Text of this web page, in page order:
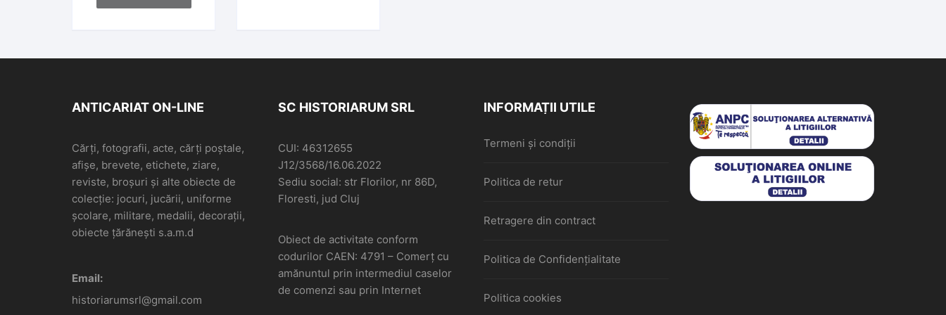
ANTICARIAT ON-LINE
Cărți, fotografii, acte, cărți poștale,
afișe, brevete, etichete, ziare,
reviste, broșuri și alte obiecte de
colecție: jocuri, jucării, uniforme
școlare, militare, medalii, decorații,
obiecte țărănești s.a.m.d
Email:
historiarumsrl@gmail.com
SC HISTORIARUM SRL
CUI: 46312655
J12/3568/16.06.2022
Sediu social: str Florilor, nr 86D,
Floresti, jud Cluj
Obiect de activitate conform
codurilor CAEN: 4791 – Comerţ cu
amănuntul prin intermediul caselor
de comenzi sau prin Internet
INFORMAȚII UTILE
Termeni și condiții
Politica de retur
Retragere din contract
Politica de Confidențialitate
Politica cookies